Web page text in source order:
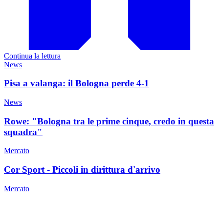
Continua la lettura
News
Pisa a valanga: il Bologna perde 4-1
News
Rowe: "Bologna tra le prime cinque, credo in questa
squadra"
Mercato
Cor Sport - Piccoli in dirittura d'arrivo
Mercato